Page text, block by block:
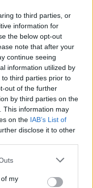
to third parties, or
information for
the below opt-out
note that after your
continue seeing
information utilized by
third parties prior to
out of the further
by third parties on the
This information may
on the IAB’s List of
disclose it to other
my
γκρεμό -
ο συνοδηγός